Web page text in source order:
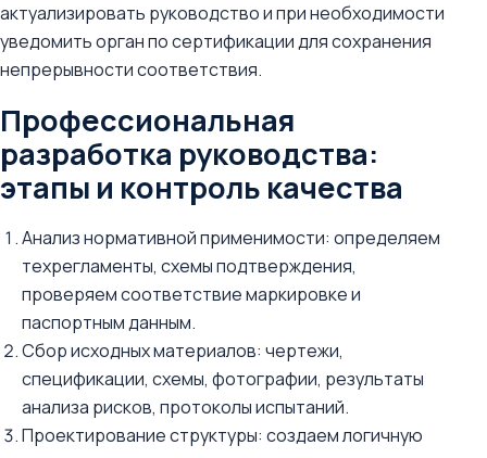
актуализировать руководство и при необходимости
уведомить орган по сертификации для сохранения
непрерывности соответствия.
Профессиональная
разработка руководства:
этапы и контроль качества
Анализ нормативной применимости: определяем
техрегламенты, схемы подтверждения,
проверяем соответствие маркировке и
паспортным данным.
Сбор исходных материалов: чертежи,
спецификации, схемы, фотографии, результаты
анализа рисков, протоколы испытаний.
Проектирование структуры: создаем логичную